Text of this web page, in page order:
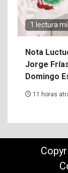
1 lectura
Nota
Jorge
Domingo
11 horas